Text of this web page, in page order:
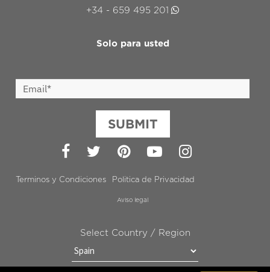
+34 - 659 495 201
Solo para usted
SUBMIT
Facebook
TwitterPinterest
YouTubeInstagram
Terminos y Condiciones Politica de Privacidad
Aviso legal
Select Country / Region